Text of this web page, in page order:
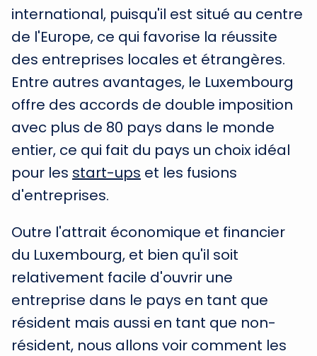
international, puisqu'il est situé au centre
de l'Europe, ce qui favorise la réussite
des entreprises locales et étrangères.
Entre autres avantages, le Luxembourg
offre des accords de double imposition
avec plus de 80 pays dans le monde
entier, ce qui fait du pays un choix idéal
pour les start-ups et les fusions
d'entreprises.
Outre l'attrait économique et financier
du Luxembourg, et bien qu'il soit
relativement facile d'ouvrir une
entreprise dans le pays en tant que
résident mais aussi en tant que non-
résident, nous allons voir comment les